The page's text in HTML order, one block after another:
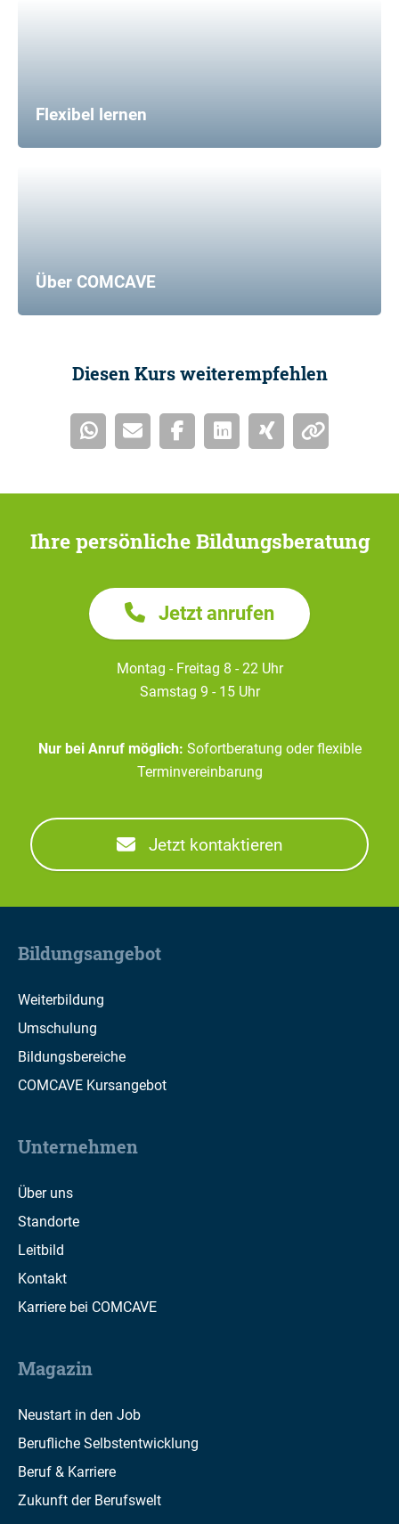
Flexibel lernen
Über COMCAVE
Diesen Kurs weiterempfehlen
Ihre persönliche Bildungsberatung
Jetzt anrufen
Montag - Freitag 8 - 22 Uhr
Samstag 9 - 15 Uhr
Nur bei Anruf möglich: Sofortberatung oder flexible
Terminvereinbarung
Jetzt kontaktieren
Bildungsangebot
Weiterbildung
Umschulung
Bildungsbereiche
COMCAVE Kursangebot
Unternehmen
Über uns
Standorte
Leitbild
Kontakt
Karriere bei COMCAVE
Magazin
Neustart in den Job
Berufliche Selbstentwicklung
Beruf & Karriere
Zukunft der Berufswelt